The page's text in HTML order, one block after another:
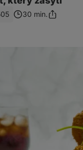
30 min.Sdílet